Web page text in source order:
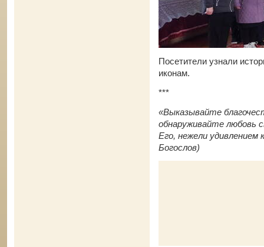
Посетители узнали
иконам.
***
«Выказывайте
обнаруживайте любовь
Его, нежели удивлением
Богослов)